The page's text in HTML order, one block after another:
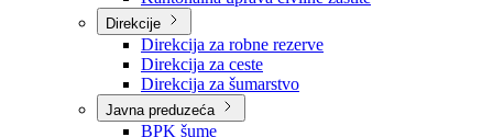
Uprave
Kantonalna uprava za inspekcijske poslove
Kantonalna uprava civilne zaštite
Direkcije
Direkcija za robne rezerve
Direkcija za ceste